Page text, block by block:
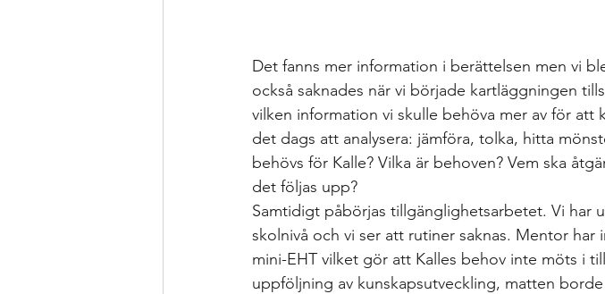
Det fanns mer information i berättelsen men vi
också saknades när vi började kartläggningen
vilken information vi skulle behöva mer av för
det dags att analysera: jämföra, tolka, hitta
behövs för Kalle? Vilka är behoven? Vem ska
det följas upp?
Samtidigt påbörjas tillgänglighetsarbetet. Vi har
skolnivå och vi ser att rutiner saknas. Mentor
mini-EHT vilket gör att Kalles behov inte möts i
uppföljning av kunskapsutveckling, matten